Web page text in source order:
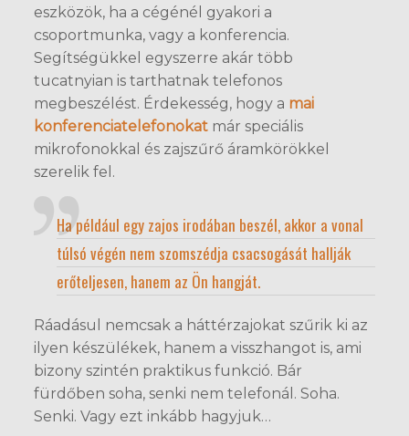
eszközök, ha a cégénél gyakori a
csoportmunka, vagy a konferencia.
Segítségükkel egyszerre akár több
tucatnyian is tarthatnak telefonos
megbeszélést. Érdekesség, hogy a mai
konferenciatelefonokatmár speciális
mikrofonokkal és zajszűrő áramkörökkel
szerelik fel.
Ha például egy zajos irodában beszél, akkor a vonal
túlsó végén nem szomszédja csacsogását hallják
erőteljesen, hanem az Ön hangját.
Ráadásul nemcsak a háttérzajokat szűrik ki az
ilyen készülékek, hanem a visszhangot is, ami
bizony szintén praktikus funkció. Bár
fürdőben soha, senki nem telefonál. Soha.
Senki. Vagy ezt inkább hagyjuk…